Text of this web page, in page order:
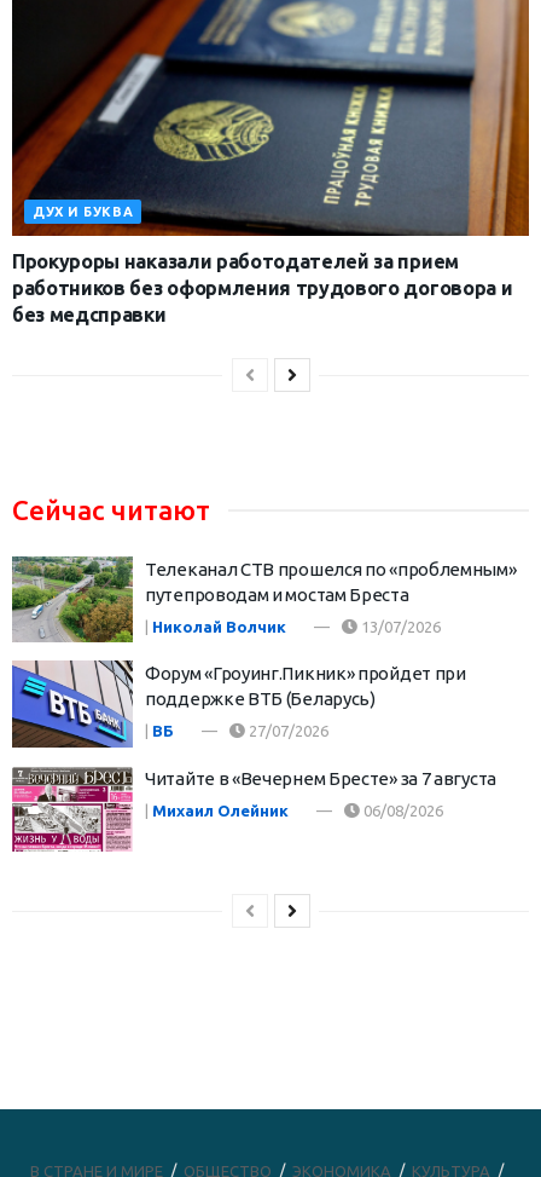
ДУХ И БУКВА
Прокуроры наказали работодателей за прием
работников без оформления трудового договора и
без медсправки
Сейчас читают
Телеканал СТВ прошелся по «проблемным»
путепроводам и мостам Бреста
| Николай Волчик 13/07/2026
Форум «Гроуинг.Пикник» пройдет при
поддержке ВТБ (Беларусь)
ВБ 27/07/2026
Читайте в «Вечернем Бресте» за 7 августа
| Михаил Олейник 06/08/2026
В СТРАНЕ И МИРЕ ОБЩЕСТВО ЭКОНОМИКА КУЛЬТУРА